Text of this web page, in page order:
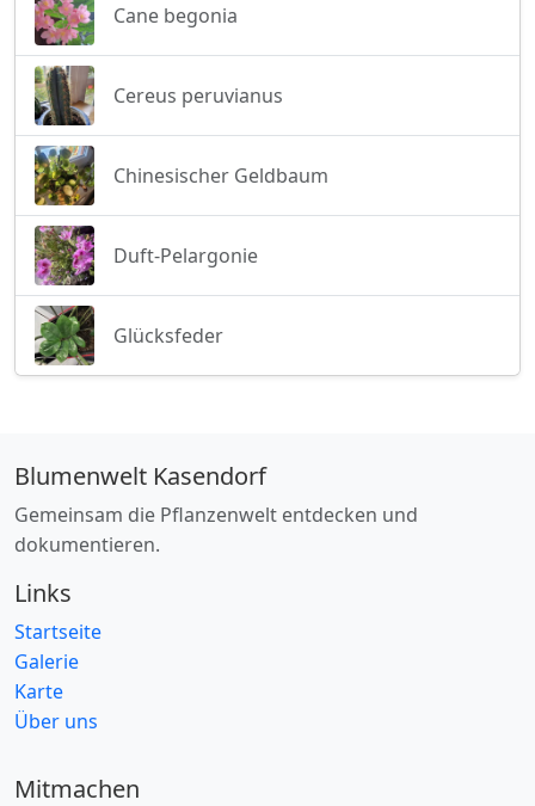
Cane begonia
Cereus peruvianus
Chinesischer Geldbaum
Duft-Pelargonie
Glücksfeder
Blumenwelt Kasendorf
Gemeinsam die Pflanzenwelt entdecken und
dokumentieren.
Links
Startseite
Galerie
Karte
Über uns
Mitmachen